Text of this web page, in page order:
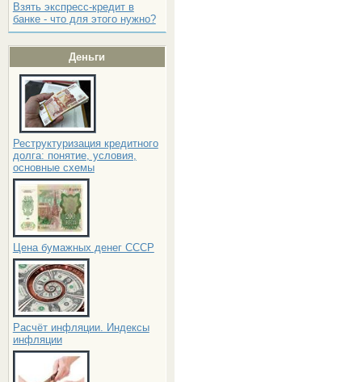
Взять экспресс-кредит в
банке - что для этого нужно?
Деньги
Реструктуризация кредитного
долга: понятие, условия,
основные схемы
Цена бумажных денег СССР
Расчёт инфляции. Индексы
инфляции